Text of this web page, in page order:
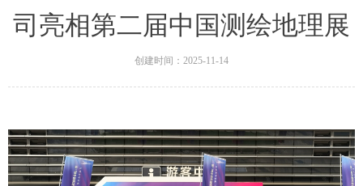
司亮相第二届中国测绘地理展
创建时间： 2025-11-14